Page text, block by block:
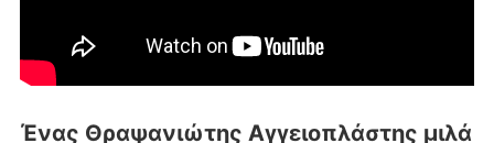
Ένας Θραψανιώτης Αγγειοπλάστης μιλά